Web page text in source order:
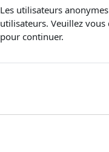
Les utilisateurs
utilisateurs. Veuillez
pour continuer.